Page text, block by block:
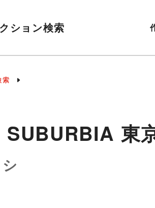
ション検索
索
SUBURBIA 東